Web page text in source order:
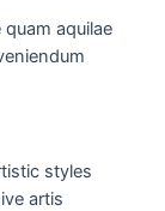
aquilae
styles
artis